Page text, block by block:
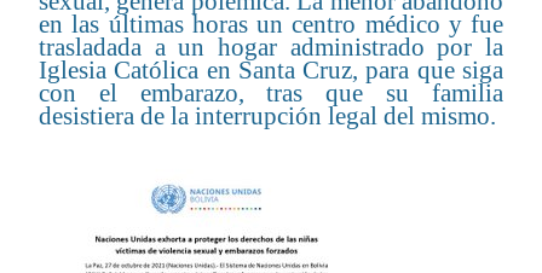
en las últimas horas un centro médico y fue
trasladada a un hogar administrado por la
Iglesia Católica en Santa Cruz, para que siga
con el embarazo, tras que su familia
desistiera de la interrupción legal del mismo.